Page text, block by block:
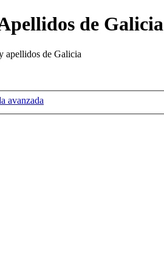
de Galicia
apellidos de Galicia
avanzada